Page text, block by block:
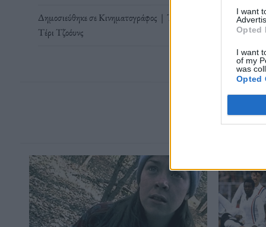
I want
Opted
I want
of my
was
Opted
Δημοσιεύθηκε σεΚινηματογράφος | Tagged Always look on
Τέρι Τζοόυνς